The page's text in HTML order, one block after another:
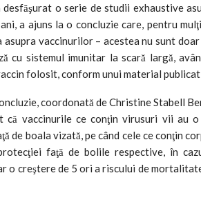
o serie de studii exhaustive
a ajuns la o concluzie care, pentru
asupra vaccinurilor – acestea nu sunt
cu sistemul imunitar la scară largă,
folosit, conform unui material
coordonată de Christine Stabell
că vaccinurile ce conţin virusuri vii au
de boala vizată, pe când cele ce conţin
faţă de bolile respective, în
o creştere de 5 ori a riscului de